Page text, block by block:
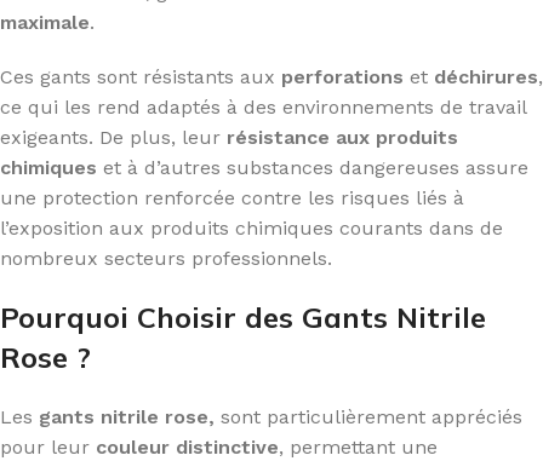
maximale.
Ces gants sont résistants aux perforations et déchirures,
ce qui les rend adaptés à des environnements de travail
exigeants. De plus, leur résistance aux produits
chimiques et à d’autres substances dangereuses assure
une protection renforcée contre les risques liés à
l’exposition aux produits chimiques courants dans de
nombreux secteurs professionnels.
Pourquoi Choisir des Gants Nitrile
Rose ?
Les gants nitrile rose, sont particulièrement appréciés
pour leur couleur distinctive, permettant une